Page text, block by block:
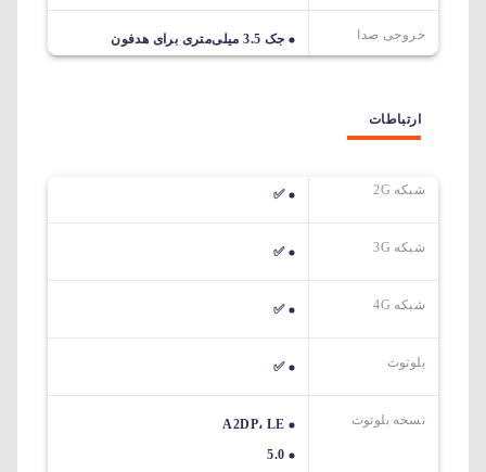
خروجی صدا جک 3.5 میلی‌متری برای هدفون
ارتباطات
شبکه 2G ✅
شبکه 3G ✅
شبکه 4G ✅
بلوتوث ✅
نسخه بلوتوث
A2DP، LE
5.0